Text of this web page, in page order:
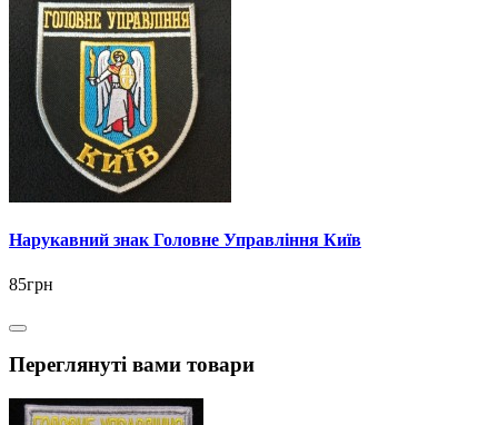
Нарукавний знак Головне Управління Київ
85грн
Переглянуті вами товари